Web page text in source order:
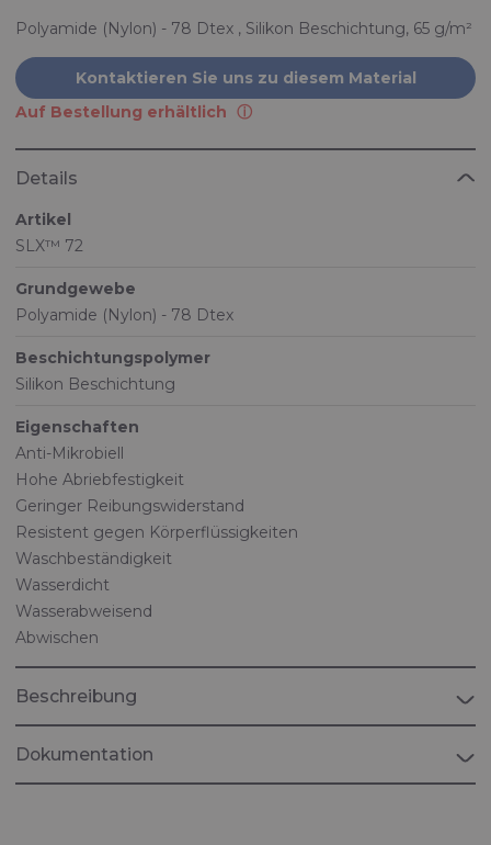
Polyamide (Nylon) - 78 Dtex , Silikon Beschichtung, 65 g/m²
Kontaktieren Sie uns zu diesem Material
Auf Bestellung erhältlich
Details
Artikel
SLX™ 72
Grundgewebe
Polyamide (Nylon) - 78 Dtex
Beschichtungspolymer
Silikon Beschichtung
Eigenschaften
Anti-Mikrobiell
Hohe Abriebfestigkeit
Geringer Reibungswiderstand
Resistent gegen Körperflüssigkeiten
Waschbeständigkeit
Wasserdicht
Wasserabweisend
Abwischen
Beschreibung
Dokumentation